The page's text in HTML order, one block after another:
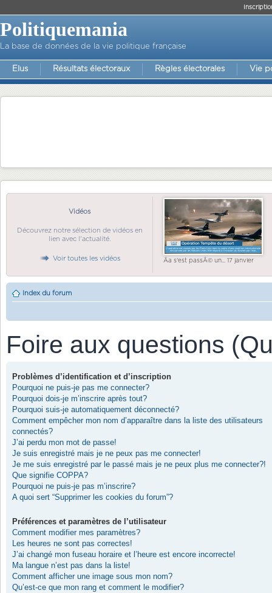
Politiquemania
La base de données de la vie politique française
Elus Résultats électoraux Règles électorales Vie
Vidéos
Découvrez notre sélection de vidéos en
lien avec l'actualité.
Voir toutes les vidéos Ãa s'est passÃ© un... 17 janvier
Index du forum
Foire aux questions
Problèmes d’identification et d’inscription
Pourquoi ne puis-je pas me connecter?
Pourquoi dois-je m’inscrire après tout?
Pourquoi suis-je automatiquement déconnecté?
Comment empêcher mon nom d’apparaître dans la liste des utilisateurs
connectés?
J’ai perdu mon mot de passe!
Je suis enregistré mais je ne peux pas me connecter!
Je me suis enregistré par le passé mais je ne peux plus me connecter?!
Que signifie COPPA?
Pourquoi ne puis-je pas m’inscrire?
A quoi sert “Supprimer les cookies du forum”?
Préférences et paramètres de l’utilisateur
Comment modifier mes paramètres?
Les heures ne sont pas correctes!
J’ai changé mon fuseau horaire et l’heure est encore incorrecte!
Ma langue n’est pas dans la liste!
Comment afficher une image sous mon nom?
Qu’est-ce que mon rang et comment le modifier?